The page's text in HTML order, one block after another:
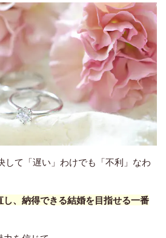
して「遅い」わけでも「不利」なわ
し、納得できる結婚を目指せる一番